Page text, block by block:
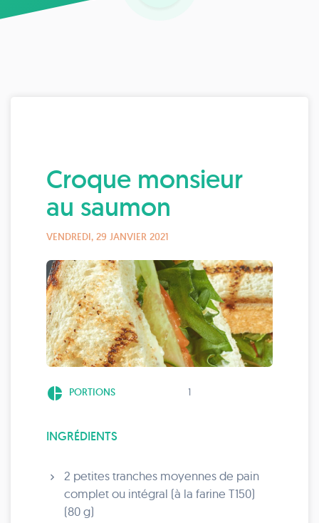
Croque monsieur
au saumon
VENDREDI, 29 JANVIER 2021
pie_chart PORTIONS 1
INGRÉDIENTS
2 petites tranches moyennes de pain
complet ou intégral (à la farine T150)
(80 g)